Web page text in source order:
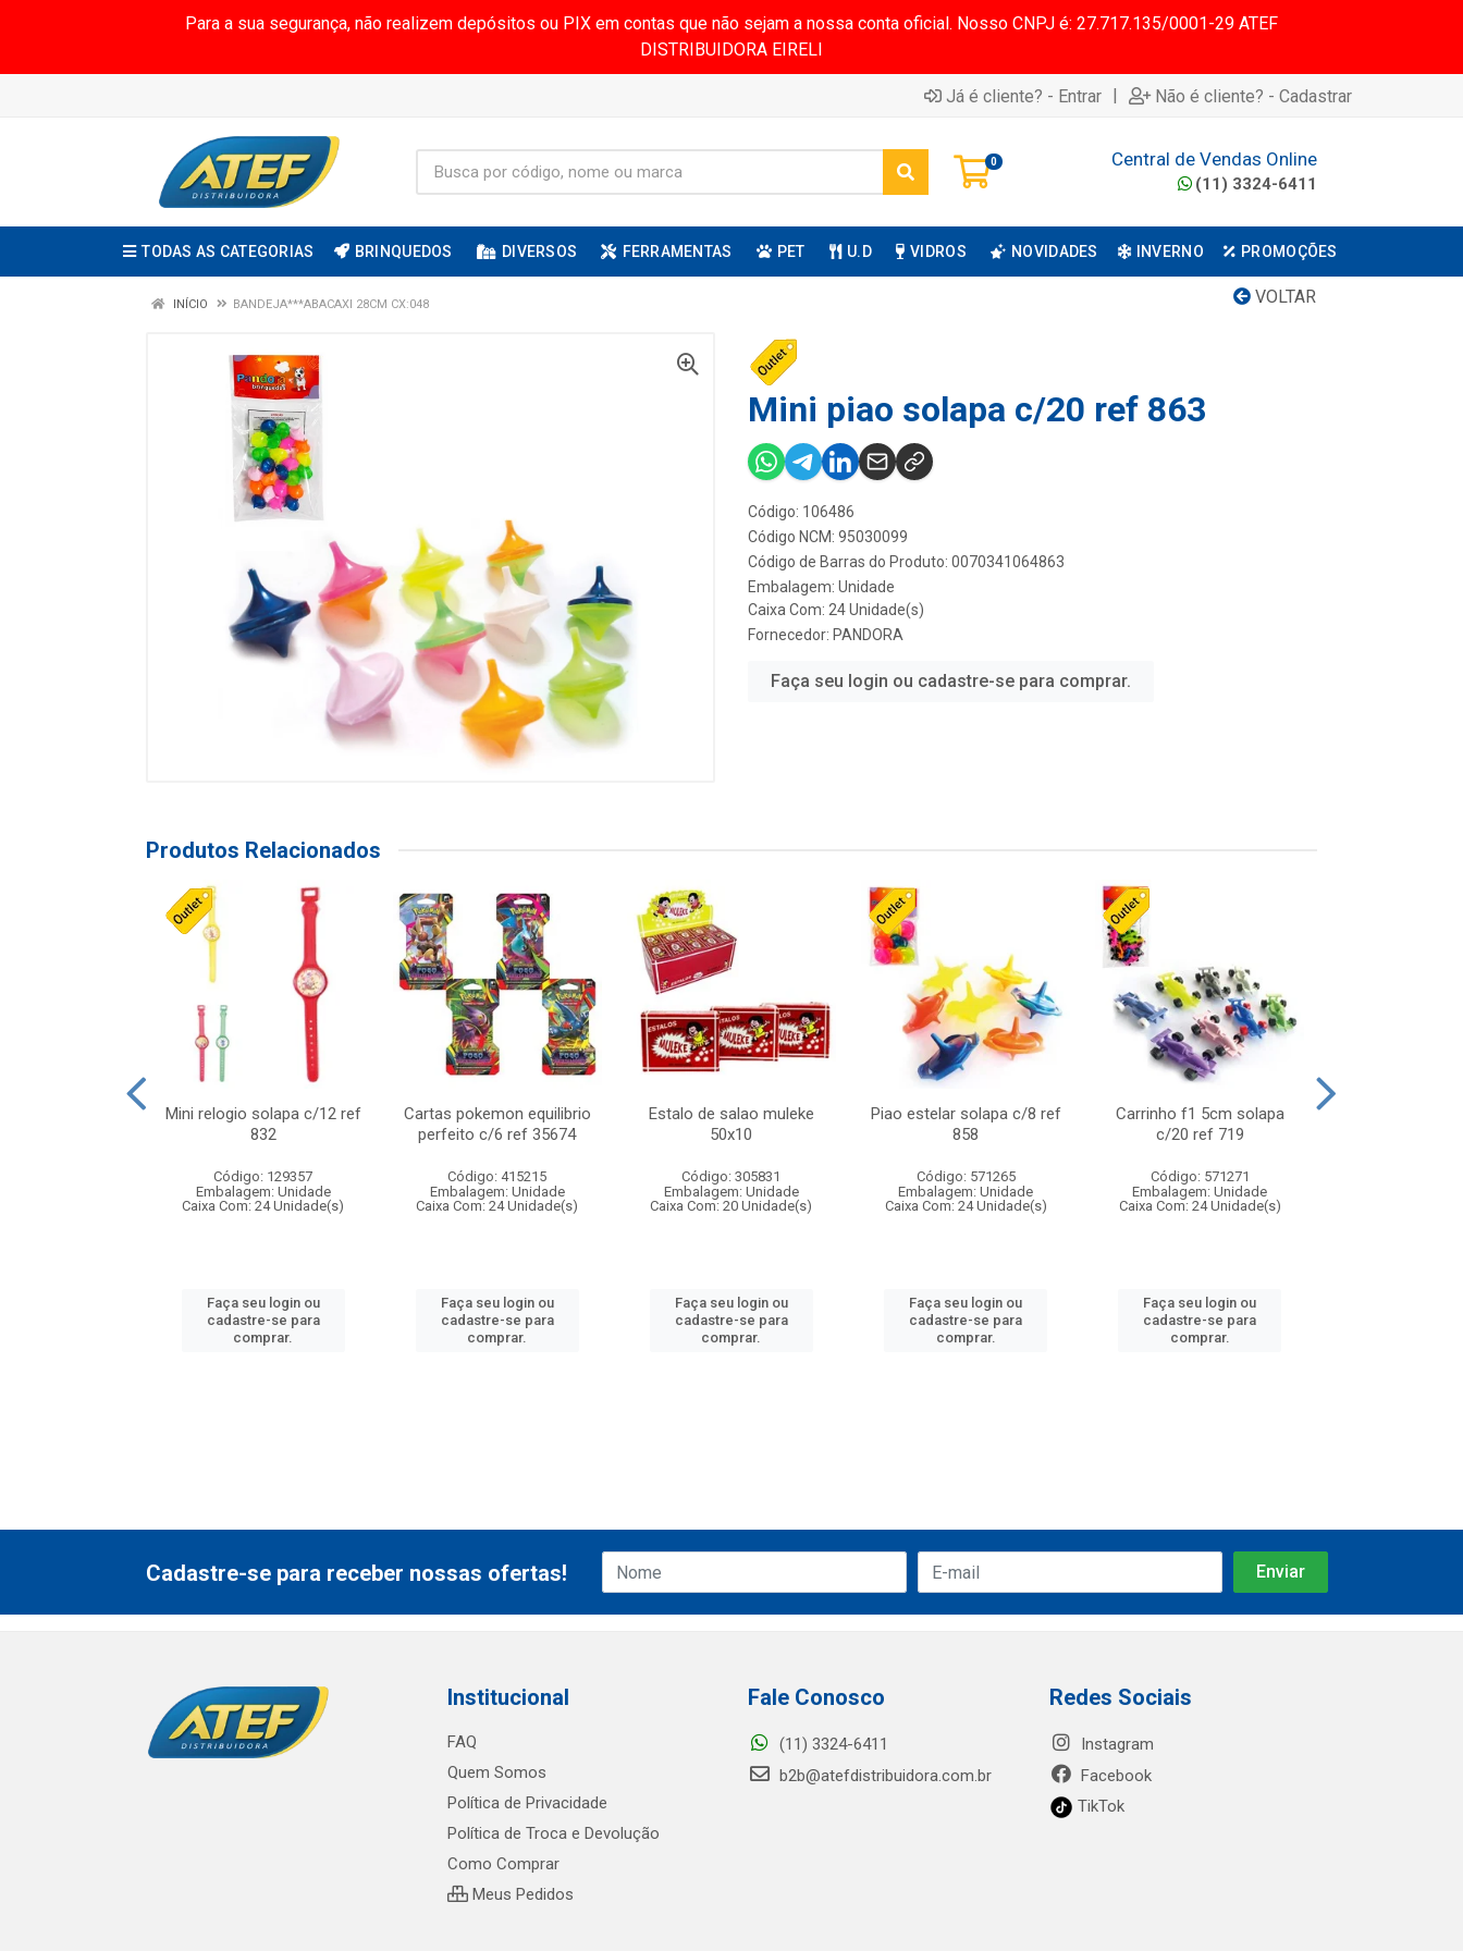
Para a sua segurança, não realizem depósitos ou PIX em contas que não sejam a nossa conta oficial. Nosso CNPJ é: 27.717.135/0001-29 ATEF
DISTRIBUIDORA EIRELI
Já é cliente? - Entrar | Não é cliente? - Cadastrar
0 Central de Vendas Online
(11) 3324-6411
TODAS AS CATEGORIAS BRINQUEDOS DIVERSOS FERRAMENTAS PET U.D VIDROS NOVIDADES INVERNO PROMOÇÕES
VOLTAR
INÍCIO BANDEJA***ABACAXI 28CM CX:048
Mini piao solapa c/20 ref 863
Código: 106486
Código NCM: 95030099
Código de Barras do Produto: 0070341064863
Embalagem: Unidade
Caixa Com: 24 Unidade(s)
Fornecedor: PANDORA
Faça seu login ou cadastre-se para comprar.
Produtos Relacionados
Mini relogio solapa c/12 ref
832
Código: 129357
Embalagem: Unidade
Caixa Com: 24 Unidade(s)
Faça seu login ou
cadastre-se para
comprar.
Cartas pokemon equilibrio
perfeito c/6 ref 35674
Código: 415215
Embalagem: Unidade
Caixa Com: 24 Unidade(s)
Faça seu login ou
cadastre-se para
comprar.
Estalo de salao muleke
50x10
Código: 305831
Embalagem: Unidade
Caixa Com: 20 Unidade(s)
Faça seu login ou
cadastre-se para
comprar.
Piao estelar solapa c/8 ref
858
Código: 571265
Embalagem: Unidade
Caixa Com: 24 Unidade(s)
Faça seu login ou
cadastre-se para
comprar.
Carrinho f1 5cm solapa
c/20 ref 719
Código: 571271
Embalagem: Unidade
Caixa Com: 24 Unidade(s)
Faça seu login ou
cadastre-se para
comprar.
Cadastre-se para receber nossas ofertas!
Institucional
FAQ
Quem Somos
Política de Privacidade
Política de Troca e Devolução
Como Comprar
Meus Pedidos
Fale Conosco
(11) 3324-6411
b2b@atefdistribuidora.com.br
Redes Sociais
Instagram
Facebook
TikTok